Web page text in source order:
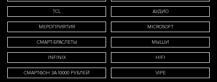
TCL АУДИО
МЕРОПРИЯТИЯ MICROSOFT
СМАРТ-БРАСЛЕТЫ МЫШИ
INFINIX HIFI
СМАРТФОН ЗА 10000 РУБЛЕЙ VIPE